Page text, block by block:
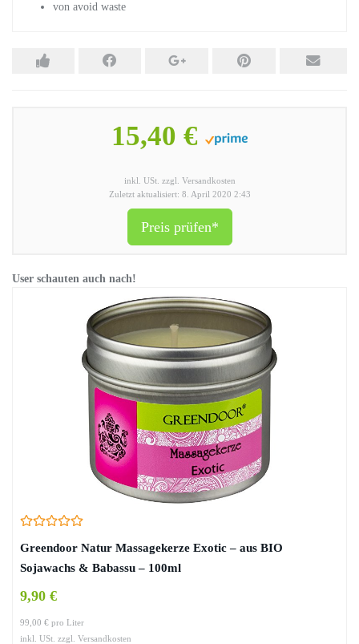
von avoid waste
15,40 €
inkl. USt. zzgl. Versandkosten
Zuletzt aktualisiert: 8. April 2020 2:43
Preis prüfen*
User schauten auch nach!
Greendoor Natur Massagekerze Exotic – aus BIO
Sojawachs & Babassu – 100ml
9,90 €
99,00 € pro Liter
inkl. USt. zzgl. Versandkosten